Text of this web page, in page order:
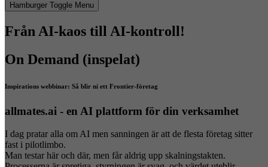
Hamburger Toggle Menu
Från AI-kaos till AI-kontroll!
On Demand (inspelat)
Inspirations webbinar: Så blir ni ett Frontier-företag
allmates.ai - en AI plattform för din verksamhet
I dag pratar alla om AI men sanningen är att de flesta företag sitter
fast i pilotlimbo.
Man testar här och där, men får aldrig upp skalningstakten.